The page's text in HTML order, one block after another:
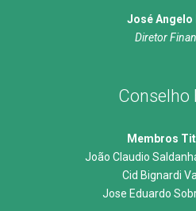
José Angelo
Diretor
Conselho
Membros
João Claudio
Cid Bignardi
Jose Eduardo